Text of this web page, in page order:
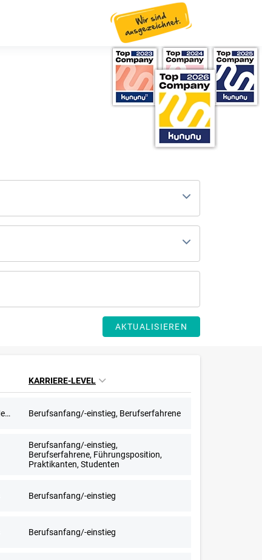
AKTUALISIEREN
KARRIERE-LEVEL
603-Euro-Stellen, Aushilfstätigkeit / Nebenjob Berufsanfang/-einstieg, Berufserfahrene
Berufsanfang/-einstieg,
Berufserfahrene, Führungsposition,
Praktikanten, Studenten
Berufsanfang/-einstieg
Berufsanfang/-einstieg